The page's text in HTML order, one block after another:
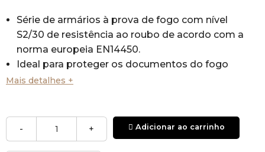
Série de armários à prova de fogo com nível
S2/30 de resistência ao roubo de acordo com a
norma europeia EN14450.
Ideal para proteger os documentos do fogo
(até 30 minutos, de acordo com o GOST
necessidades de todos os tipos de empresas.
Bloqueio Eletrônico:
Mais detalhes +
- + Adicionar ao carrinho